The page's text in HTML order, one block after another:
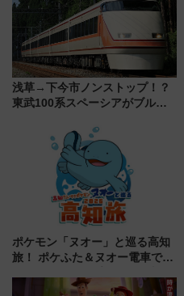
浅草→下今市ノンストップ！？
東武100系スペーシアがブルー
ー当時の停車駅」を再現 運転
時刻や特急券の買い方を紹介
ポケモン「ヌオー」と巡る高知
旅！ ポケふた＆ヌオー電車で楽
路の絶景と絶品グルメを満喫！